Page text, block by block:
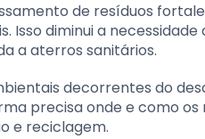
de resíduos
diminui a
a aterros sanitários.
decorrentes do
precisa onde e como os
e reciclagem.